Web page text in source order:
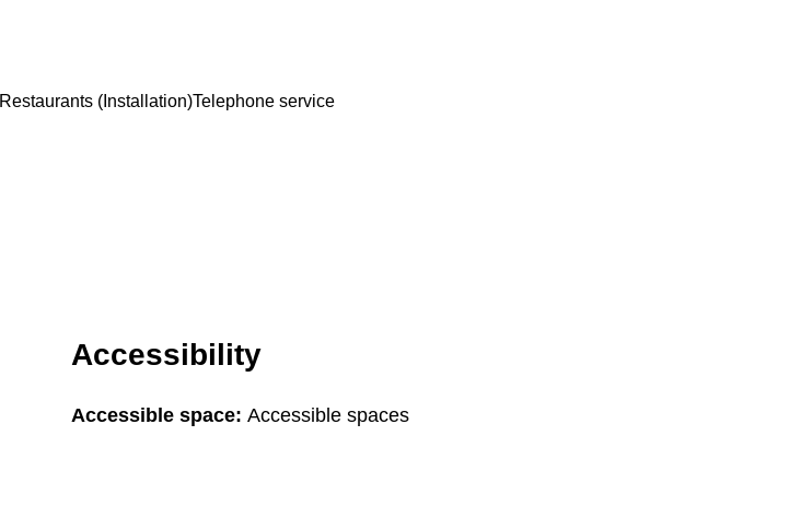
Restaurants (Installation)Telephone service
Accessibility
Accessible space: Accessible spaces